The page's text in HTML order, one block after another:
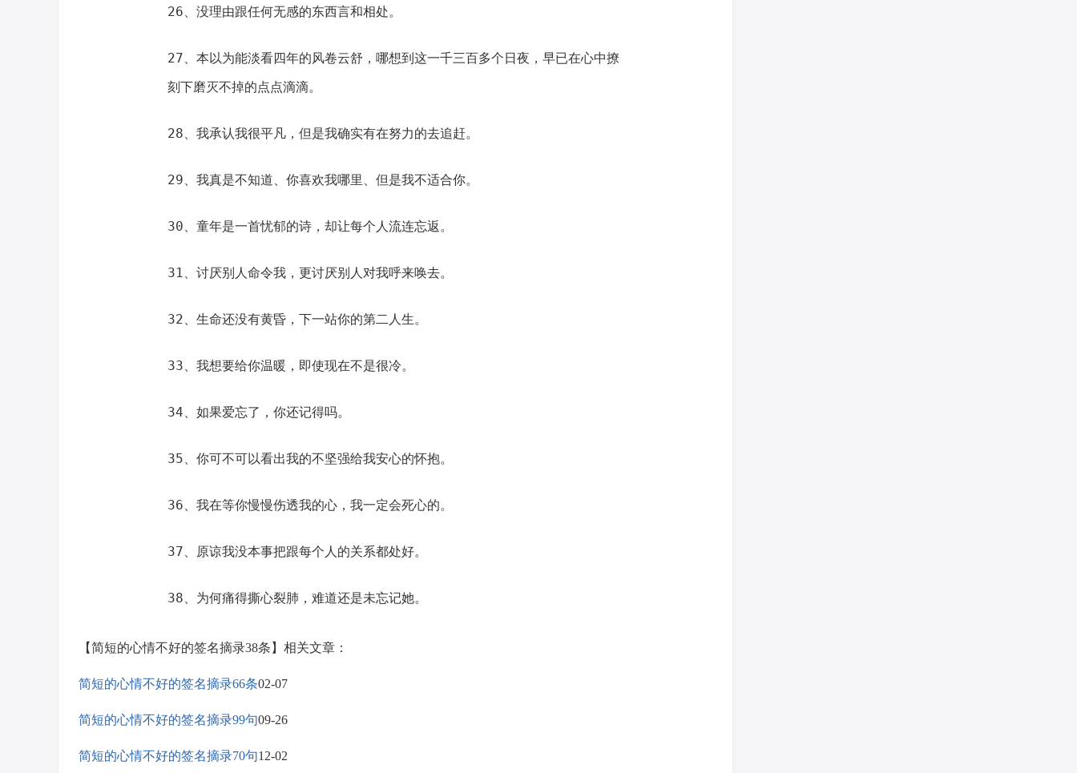
26、没理由跟任何无感的东西言和相处。
27、本以为能淡看四年的风卷云舒，哪想到这一千三百多个日夜，早已在心中撩
刻下磨灭不掉的点点滴滴。
28、我承认我很平凡，但是我确实有在努力的去追赶。
29、我真是不知道、你喜欢我哪里、但是我不适合你。
30、童年是一首忧郁的诗，却让每个人流连忘返。
31、讨厌别人命令我，更讨厌别人对我呼来唤去。
32、生命还没有黄昏，下一站你的第二人生。
33、我想要给你温暖，即使现在不是很冷。
34、如果爱忘了，你还记得吗。
35、你可不可以看出我的不坚强给我安心的怀抱。
36、我在等你慢慢伤透我的心，我一定会死心的。
37、原谅我没本事把跟每个人的关系都处好。
38、为何痛得撕心裂肺，难道还是未忘记她。
【简短的心情不好的签名摘录38条】相关文章：
简短的心情不好的签名摘录66条02-07
简短的心情不好的签名摘录99句09-26
简短的心情不好的签名摘录70句12-02